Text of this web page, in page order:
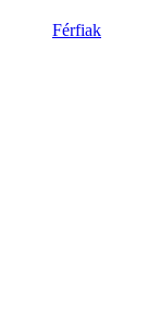
Férfiak